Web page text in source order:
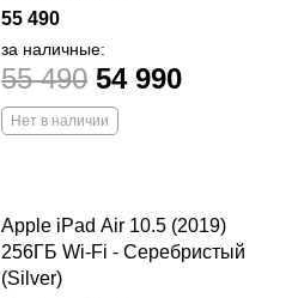
55 490
за наличные:
55 490 54 990
Нет в наличии
Apple iPad Air 10.5 (2019)
256ГБ Wi-Fi - Серебристый
(Silver)